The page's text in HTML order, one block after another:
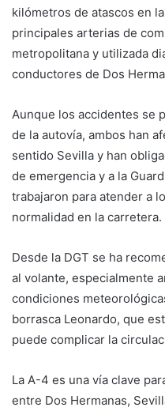
kilómetros de atascos en
principales arterias de
metropolitana y utilizada
conductores de Dos
Aunque los accidentes se
de la autovía, ambos han
sentido Sevilla y han
de emergencia y a la
trabajaron para atender a
normalidad en la carretera.
Desde la DGT se ha
al volante, especialmente
condiciones
borrasca Leonardo, que
puede complicar la
La A-4 es una vía clave
entre Dos Hermanas,